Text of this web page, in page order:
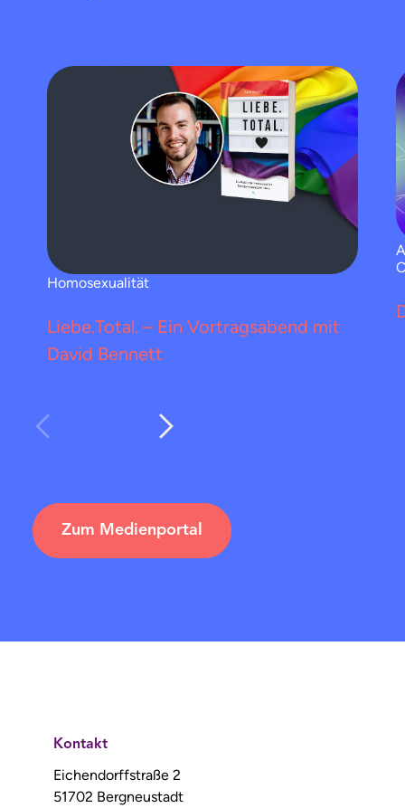
Homosexualität
Liebe.Total. – Ein Vortragsabend mit
David Bennett
Zum Medienportal
Kontakt
Eichendorffstraße 2
51702 Bergneustadt